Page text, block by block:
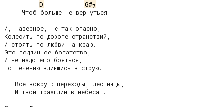
D
G#7
И, наверное, не так опасно,
Колесить по дороге странствий,
И стоять по любви на краю.
Это подлинное богатство,
И не надо его бояться,
По течению влившись в струю.